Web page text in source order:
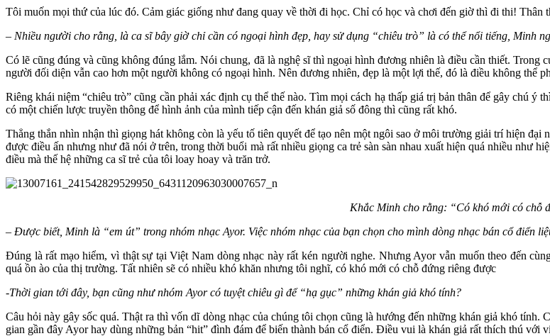
Tôi muốn mọi thứ của lúc đó. Cảm giác giống như đang quay về thời đi học. Chỉ có học và chơi đến giờ thì đi thi!
– Nhiều người cho rằng, là ca sĩ bây giờ chỉ cần có ngoại hình đẹp, hay sử dụng “chiêu trò” là có thể nổi tiếng, Minh
Có lẽ cũng đúng và cũng không đúng lắm. Nói chung, đã là nghệ sĩ thì ngoại hình đương nhiên là điều cần thiết.
người đối diện vẫn cao hơn một người không có ngoại hình. Nên đương nhiên, đẹp là một lợi thế, đó là điều không thể
Riêng khái niệm “chiêu trò” cũng cần phải xác định cụ thể thế nào. Tìm mọi cách hạ thấp giá trị bản thân để gây chú
có một chiến lược truyền thông để hình ảnh của mình tiếp cận đến khán giả số đông thì cũng rất khó.
Thẳng thắn nhìn nhận thì giọng hát không còn là yếu tố tiên quyết để tạo nên một ngôi sao ở môi trường giải trí hiện
được điều ấn nhưng như đã nói ở trên, trong thời buổi mà rất nhiều giọng ca trẻ sàn sàn nhau xuất hiện quá nhiều như
điều mà thế hệ những ca sĩ trẻ của tôi loay hoay và trăn trở.
Khắc Minh cho rằng: “Có khó mới có chỗ
– Được biết, Minh là “em út” trong nhóm nhạc Ayor. Việc nhóm nhạc của bạn chọn cho mình dòng nhạc bán cổ điển
Đúng là rất mạo hiểm, vì thật sự tại Việt Nam dòng nhạc này rất kén người nghe. Nhưng Ayor vẫn muốn theo đến
quá ồn ào của thị trường. Tất nhiên sẽ có nhiều khó khăn nhưng tôi nghĩ, có khó mới có chỗ đứng riêng được
-Thời gian tới đây, bạn cũng như nhóm Ayor có tuyệt chiêu gì để “hạ gục” những khán giả khó tính?
Câu hỏi này gây sốc quá. Thật ra thì vốn dĩ dòng nhạc của chúng tôi chọn cũng là hướng đến những khán giả khó
gian gần đây Ayor hay dùng những bản “hit” đình đám để biến thành bán cổ điển. Điều vui là khán giả rất thích thú với